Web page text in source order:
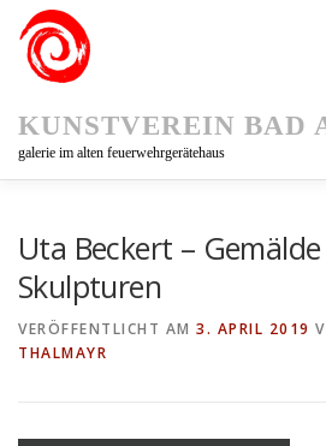
Inhalt
springen
KUNSTVEREIN BAD
galerie im alten feuerwehrgerätehaus
Uta Beckert –
Skulpturen
VERÖFFENTLICHT AM 3. APRIL 2019
THALMAYR